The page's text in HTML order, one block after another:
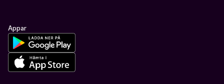
Appar